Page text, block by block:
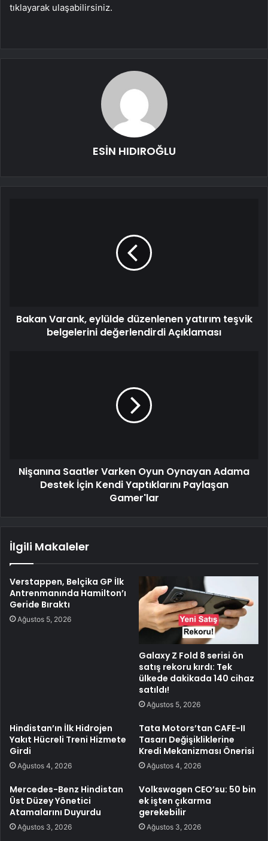
tıklayarak ulaşabilirsiniz.
ESİN HIDIROĞLU
Bakan Varank, eylülde düzenlenen yatırım teşvik
belgelerini değerlendirdi Açıklaması
Nişanına Saatler Varken Oyun Oynayan Adama
Destek İçin Kendi Yaptıklarını Paylaşan
Gamer'lar
İlgili Makaleler
Verstappen, Belçika GP İlk
Antrenmanında Hamilton’ı
Geride Bıraktı
Ağustos 5, 2026
Galaxy Z Fold 8 serisi ön
satış rekoru kırdı: Tek
ülkede dakikada 140 cihaz
satıldı!
Ağustos 5, 2026
Hindistan’ın İlk Hidrojen
Yakıt Hücreli Treni Hizmete
Girdi
Ağustos 4, 2026
Tata Motors’tan CAFE-II
Tasarı Değişikliklerine
Kredi Mekanizması Önerisi
Ağustos 4, 2026
Mercedes-Benz Hindistan
Üst Düzey Yönetici
Atamalarını Duyurdu
Ağustos 3, 2026
Volkswagen CEO’su: 50 bin
ek işten çıkarma
gerekebilir
Ağustos 3, 2026